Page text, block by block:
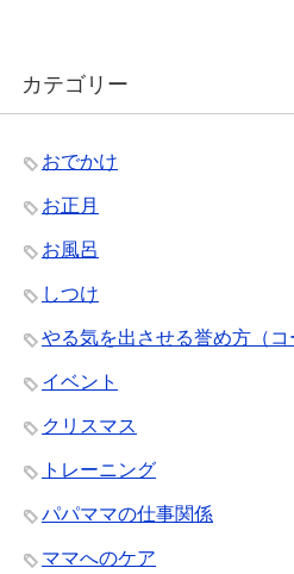
カテゴリー
おでかけ
お正月
お風呂
しつけ
やる気を出させる誉め方（コ
イベント
クリスマス
トレーニング
パパママの仕事関係
ママへのケア